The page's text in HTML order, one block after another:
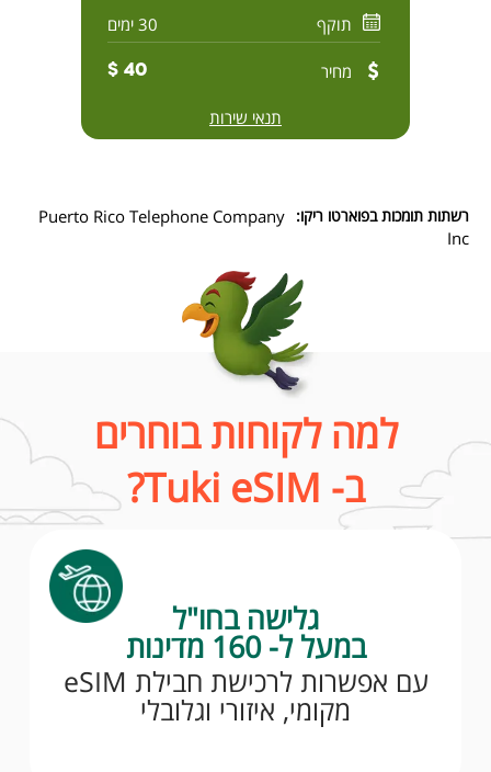
תוקף 30 ימים
מחיר 40 $
תנאי שירות
רשתות תומכות בפוארטו ריקו: Puerto Rico Telephone Company
Inc
למה לקוחות בוחרים
ב- Tuki eSIM?
גלישה בחו"ל
במעל ל- 160 מדינות
עם אפשרות לרכישת חבילת eSIM
מקומי, איזורי וגלובלי